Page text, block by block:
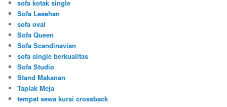
sofa kotak single
Sofa Lesehan
sofa oval
Sofa Queen
Sofa Scandinavian
sofa single berkualitas
Sofa Studio
Stand Makanan
Taplak Meja
tempat sewa kursi crossback